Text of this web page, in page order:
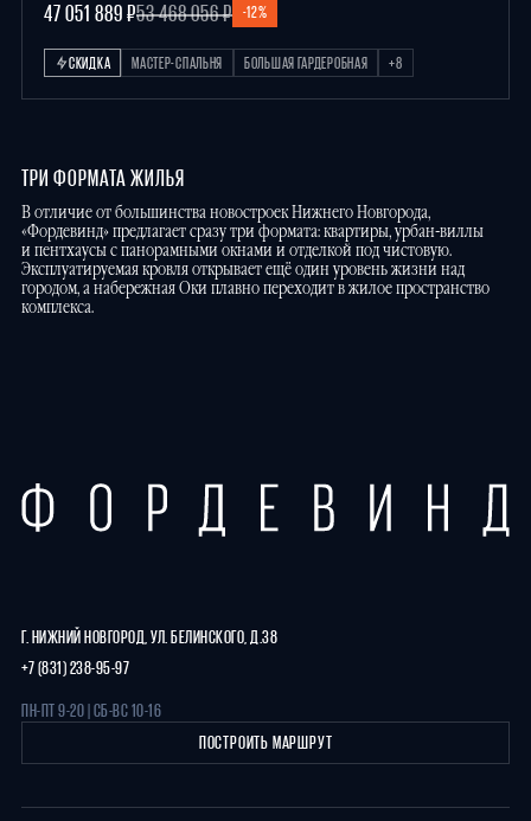
47 051 889 ₽53 468 056 ₽ -12%
СКИДКА МАСТЕР-СПАЛЬНЯ БОЛЬШАЯ ГАРДЕРОБНАЯ +8
ТРИ ФОРМАТА ЖИЛЬЯ
В отличие от большинства новостроек Нижнего Новгорода,
«Фордевинд» предлагает сразу три формата: квартиры, урбан-виллы
и пентхаусы с панорамными окнами и отделкой под чистовую.
Эксплуатируемая кровля открывает ещё один уровень жизни над
городом, а набережная Оки плавно переходит в жилое пространство
комплекса.
Г. НИЖНИЙ НОВГОРОД, УЛ. БЕЛИНСКОГО, Д.38
+7 (831) 238-95-97
ПН-ПТ 9-20 | СБ-ВС 10-16
ПОСТРОИТЬ МАРШРУТ